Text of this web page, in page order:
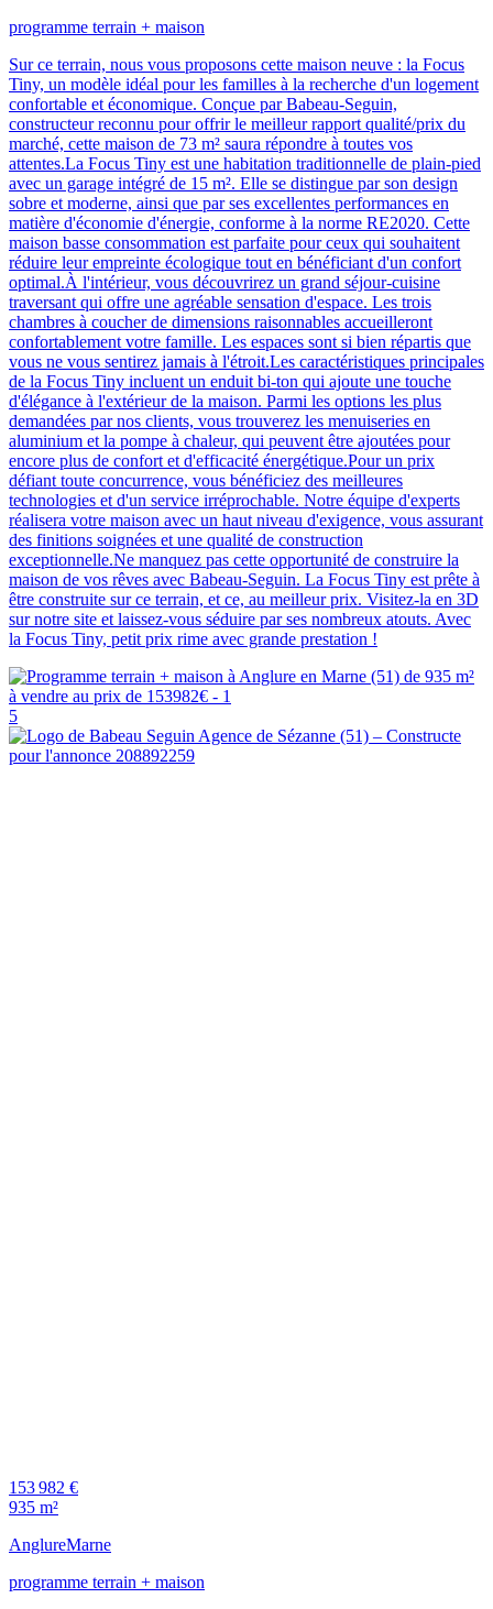
programme terrain + maison
Sur ce terrain, nous vous proposons cette maison neuve : la Focus
Tiny, un modèle idéal pour les familles à la recherche d'un logement
confortable et économique. Conçue par Babeau-Seguin,
constructeur reconnu pour offrir le meilleur rapport qualité/prix du
marché, cette maison de 73 m² saura répondre à toutes vos
attentes.La Focus Tiny est une habitation traditionnelle de plain-pied
avec un garage intégré de 15 m². Elle se distingue par son design
sobre et moderne, ainsi que par ses excellentes performances en
matière d'économie d'énergie, conforme à la norme RE2020. Cette
maison basse consommation est parfaite pour ceux qui souhaitent
réduire leur empreinte écologique tout en bénéficiant d'un confort
optimal.À l'intérieur, vous découvrirez un grand séjour-cuisine
traversant qui offre une agréable sensation d'espace. Les trois
chambres à coucher de dimensions raisonnables accueilleront
confortablement votre famille. Les espaces sont si bien répartis que
vous ne vous sentirez jamais à l'étroit.Les caractéristiques principales
de la Focus Tiny incluent un enduit bi-ton qui ajoute une touche
d'élégance à l'extérieur de la maison. Parmi les options les plus
demandées par nos clients, vous trouverez les menuiseries en
aluminium et la pompe à chaleur, qui peuvent être ajoutées pour
encore plus de confort et d'efficacité énergétique.Pour un prix
défiant toute concurrence, vous bénéficiez des meilleures
technologies et d'un service irréprochable. Notre équipe d'experts
réalisera votre maison avec un haut niveau d'exigence, vous assurant
des finitions soignées et une qualité de construction
exceptionnelle.Ne manquez pas cette opportunité de construire la
maison de vos rêves avec Babeau-Seguin. La Focus Tiny est prête à
être construite sur ce terrain, et ce, au meilleur prix. Visitez-la en 3D
sur notre site et laissez-vous séduire par ses nombreux atouts. Avec
la Focus Tiny, petit prix rime avec grande prestation !
5
153 982 €
935 m²
AnglureMarne
programme terrain + maison